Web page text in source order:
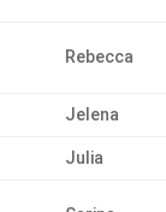
Rebecca
Jelena
Julia